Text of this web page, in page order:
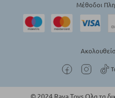
Μέθοδοι